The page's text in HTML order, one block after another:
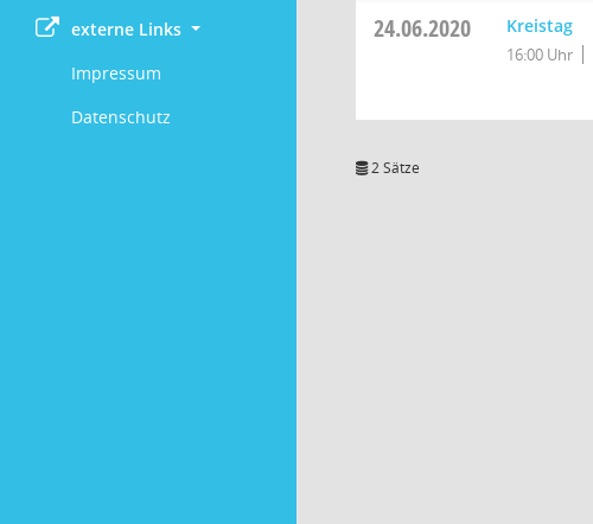
externe Links
Impressum
Datenschutz
24.06.2020 Kreistag
16:00 Uhr
2 Sätze